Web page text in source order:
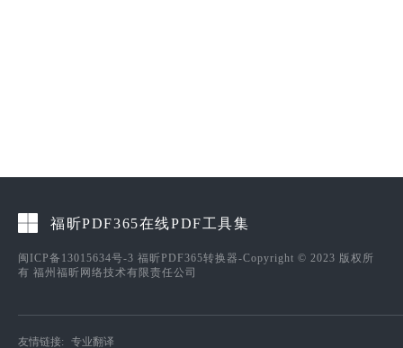
福昕PDF365在线PDF工具集
闽ICP备13015634号-3 福昕PDF365转换器-Copyright © 2023 版权所
有 福州福昕网络技术有限责任公司
友情链接: 专业翻译